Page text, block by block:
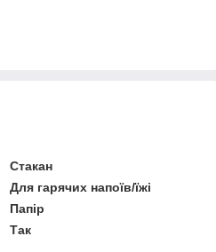
Стакан
Для гарячих напоїв/їжі
Папір
Так